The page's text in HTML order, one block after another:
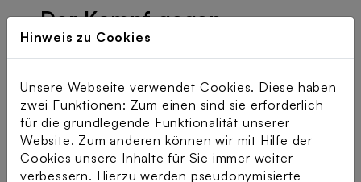
Der Kampf gegen
Desinformation im Netz
27.10.2021
Kategorien: Generationenübergreifend
Fake News, Wissen Unterstützer*innen,
Angehörige, Senior*innen, Rückblick
Hinweis zu Cookies
Unsere Webseite verwendet Cookies. Diese haben
zwei Funktionen: Zum einen sind sie erforderlich
für die grundlegende Funktionalität unserer
Website. Zum anderen können wir mit Hilfe der
Cookies unsere Inhalte für Sie immer weiter
verbessern. Hierzu werden pseudonymisierte